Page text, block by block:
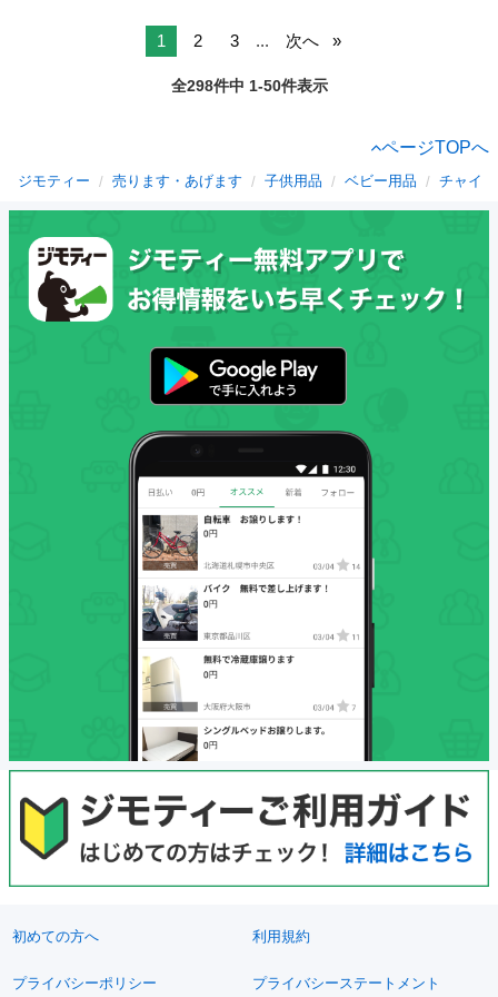
1 2 3 ... 次へ
全298件中 1-50件表示
ページTOPへ
ジモティー 売ります・あげます 子供用品 ベビー用品 チャイ
初めての方へ 利用規約
プライバシーポリシー プライバシーステートメント